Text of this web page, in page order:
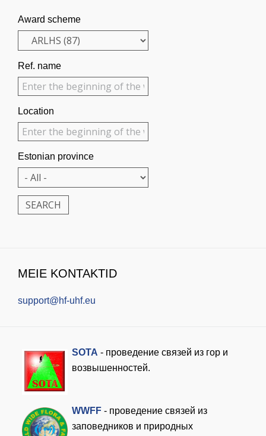
Award scheme
Ref. name
Location
Estonian province
MEIE KONTAKTID
support@hf-uhf.eu
SOTA - проведение связей из гор и
возвышенностей.
WWFF - проведение связей из
заповедников и природных